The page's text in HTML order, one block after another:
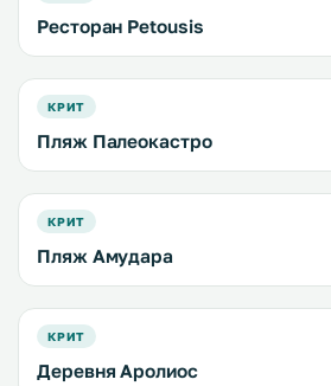
Ресторан Petousis
КРИТ
Пляж Палеокастро
КРИТ
Пляж Амудара
КРИТ
Деревня Аролиос